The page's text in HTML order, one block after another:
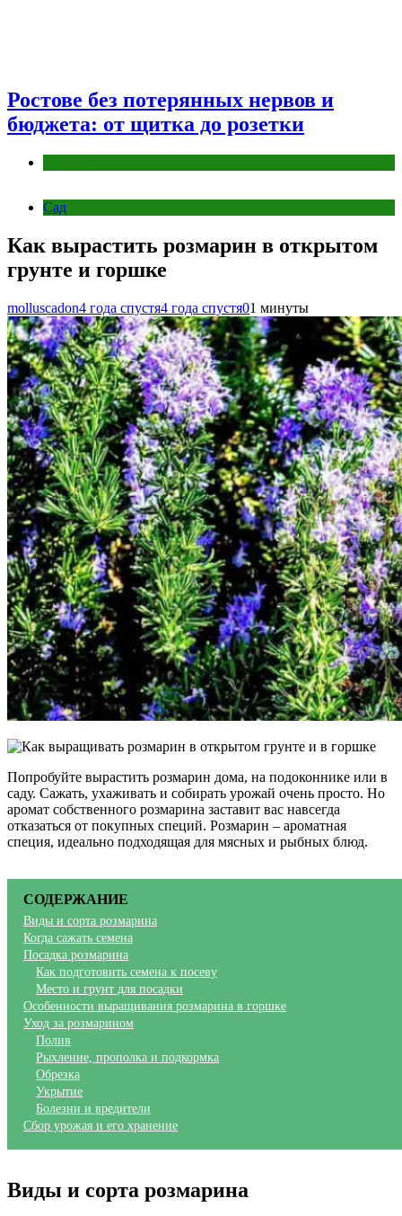
Ростове без потерянных нервов и
бюджета: от щитка до розетки
Сад
Как вырастить розмарин в открытом
грунте и горшке
molluscadon4 года спустя4 года спустя01 минуты
Попробуйте вырастить розмарин дома, на подоконнике или в
саду. Сажать, ухаживать и собирать урожай очень просто. Но
аромат собственного розмарина заставит вас навсегда
отказаться от покупных специй. Розмарин – ароматная
специя, идеально подходящая для мясных и рыбных блюд.
СОДЕРЖАНИЕ
Виды и сорта розмарина
Когда сажать семена
Посадка розмарина
Как подготовить семена к посеву
Место и грунт для посадки
Особенности выращивания розмарина в горшке
Уход за розмарином
Полив
Рыхление, прополка и подкормка
Обрезка
Укрытие
Болезни и вредители
Сбор урожая и его хранение
Виды и сорта розмарина